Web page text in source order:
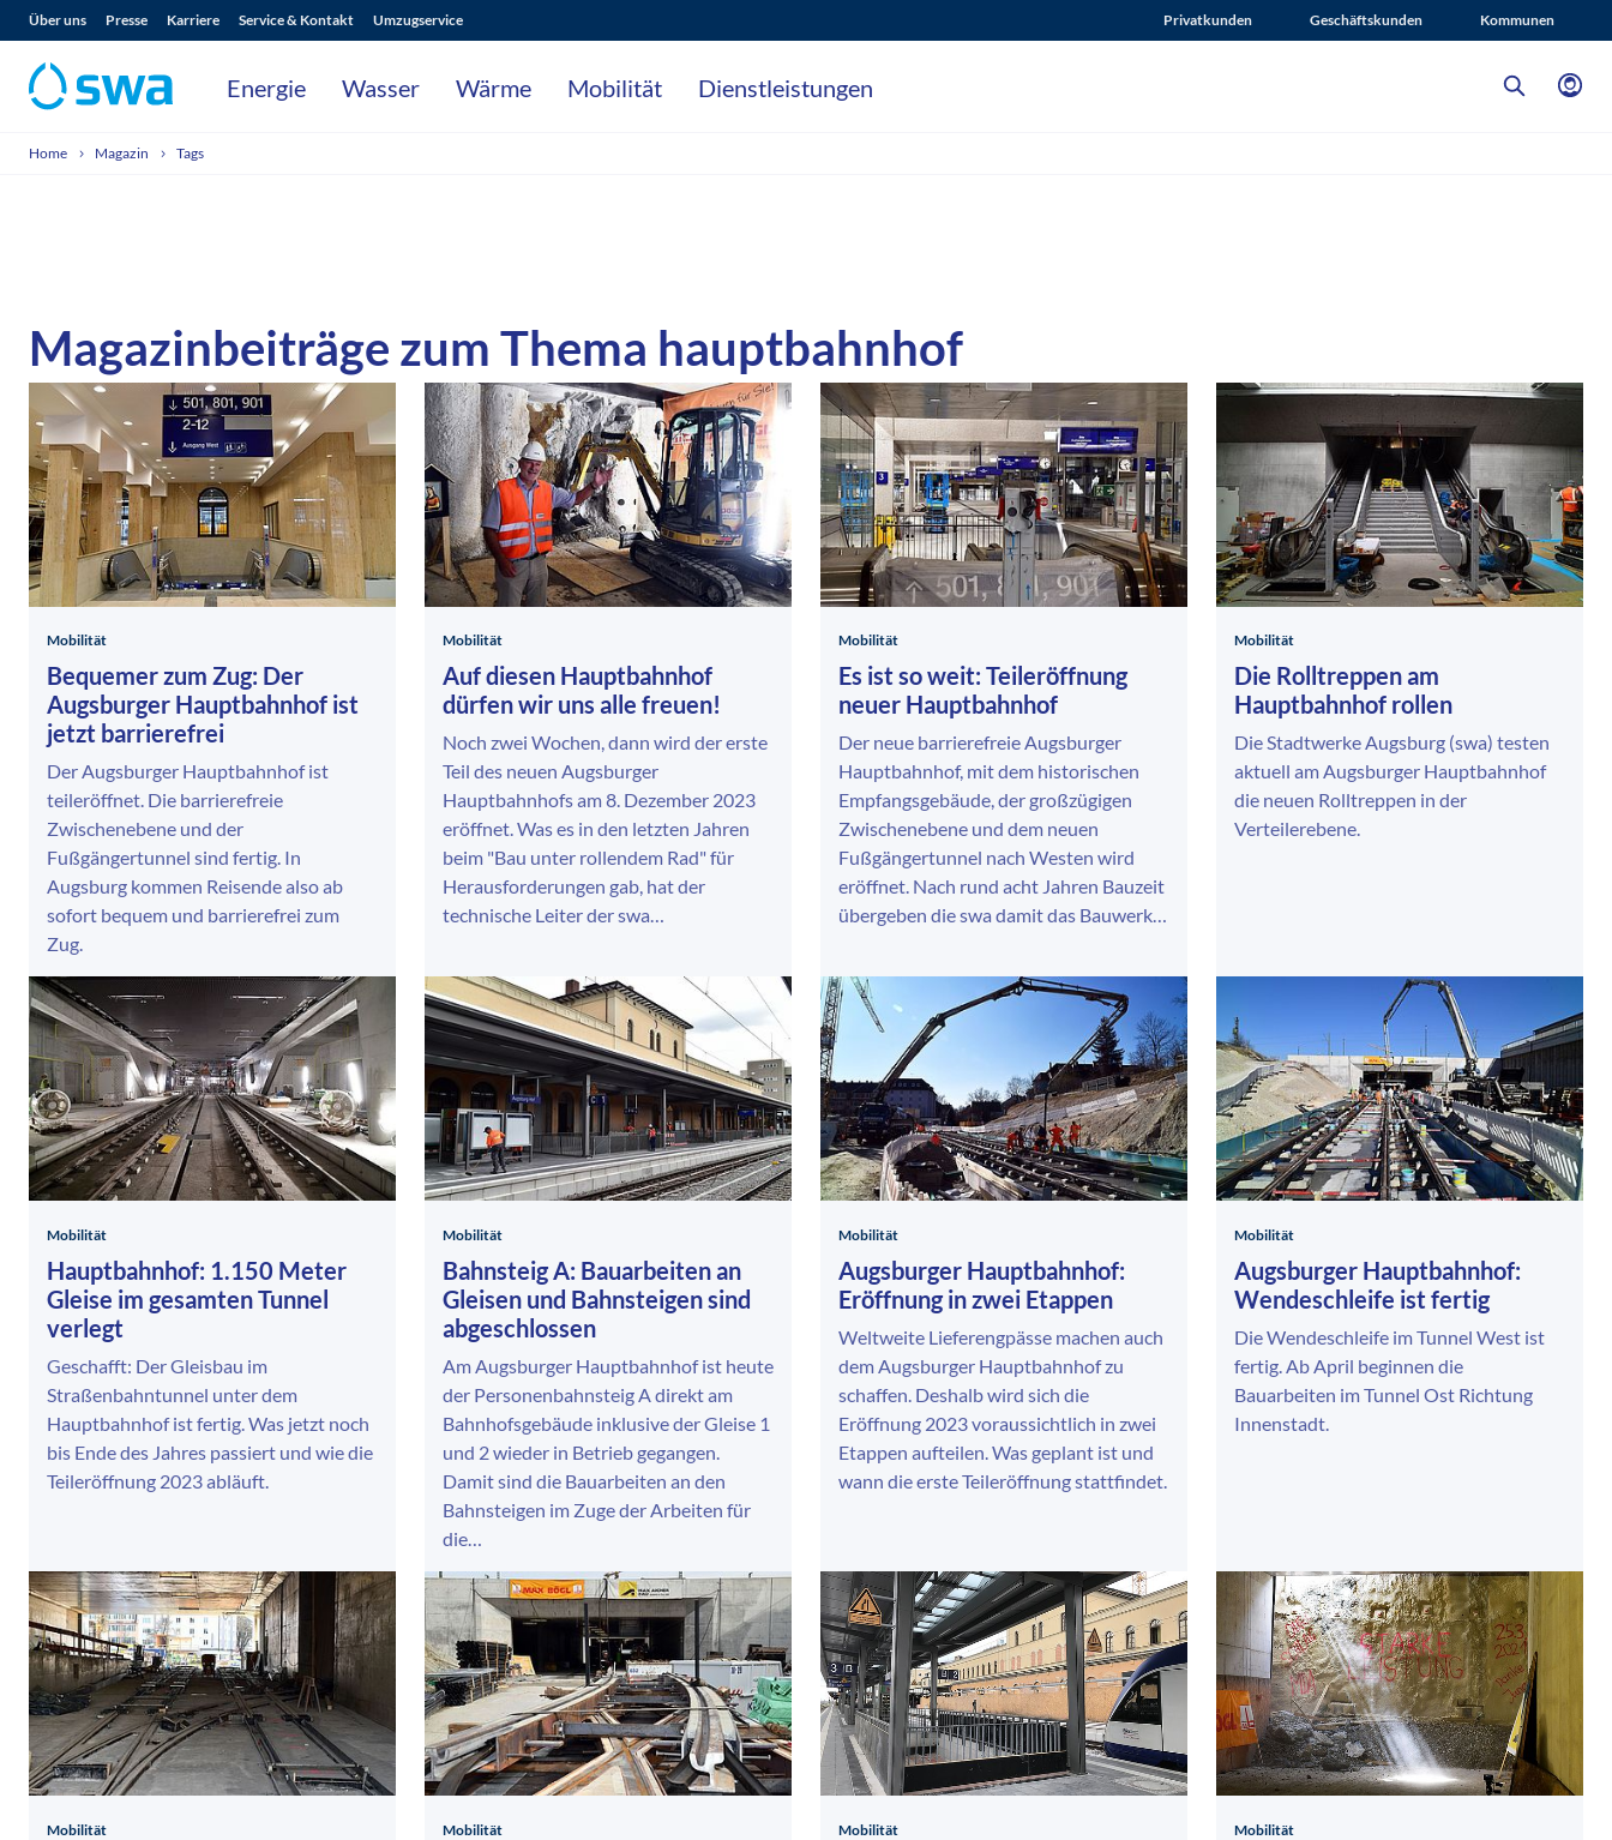
Über uns Presse Karriere Service & Kontakt Umzugservice Privatkunden Geschäftskunden Kommunen
Energie Wasser Wärme Mobilität Dienstleistungen
Home Magazin Tags
Magazinbeiträge zum Thema hauptbahnhof
Mobilität
Bequemer zum Zug: Der
Augsburger Hauptbahnhof ist
jetzt barrierefrei
Der Augsburger Hauptbahnhof ist
teileröffnet. Die barrierefreie
Zwischenebene und der
Fußgängertunnel sind fertig. In
Augsburg kommen Reisende also ab
sofort bequem und barrierefrei zum
Zug.
Mobilität
Auf diesen Hauptbahnhof
dürfen wir uns alle freuen!
Noch zwei Wochen, dann wird der erste
Teil des neuen Augsburger
Hauptbahnhofs am 8. Dezember 2023
eröffnet. Was es in den letzten Jahren
beim "Bau unter rollendem Rad" für
Herausforderungen gab, hat der
technische Leiter der swa…
Mobilität
Es ist so weit: Teileröffnung
neuer Hauptbahnhof
Der neue barrierefreie Augsburger
Hauptbahnhof, mit dem historischen
Empfangsgebäude, der großzügigen
Zwischenebene und dem neuen
Fußgängertunnel nach Westen wird
eröffnet. Nach rund acht Jahren Bauzeit
übergeben die swa damit das Bauwerk…
Mobilität
Die Rolltreppen am
Hauptbahnhof rollen
Die Stadtwerke Augsburg (swa) testen
aktuell am Augsburger Hauptbahnhof
die neuen Rolltreppen in der
Verteilerebene.
Mobilität
Hauptbahnhof: 1.150 Meter
Gleise im gesamten Tunnel
verlegt
Geschafft: Der Gleisbau im
Straßenbahntunnel unter dem
Hauptbahnhof ist fertig. Was jetzt noch
bis Ende des Jahres passiert und wie die
Teileröffnung 2023 abläuft.
Mobilität
Bahnsteig A: Bauarbeiten an
Gleisen und Bahnsteigen sind
abgeschlossen
Am Augsburger Hauptbahnhof ist heute
der Personenbahnsteig A direkt am
Bahnhofsgebäude inklusive der Gleise 1
und 2 wieder in Betrieb gegangen.
Damit sind die Bauarbeiten an den
Bahnsteigen im Zuge der Arbeiten für
die…
Mobilität
Augsburger Hauptbahnhof:
Eröffnung in zwei Etappen
Weltweite Lieferengpässe machen auch
dem Augsburger Hauptbahnhof zu
schaffen. Deshalb wird sich die
Eröffnung 2023 voraussichtlich in zwei
Etappen aufteilen. Was geplant ist und
wann die erste Teileröffnung stattfindet.
Mobilität
Augsburger Hauptbahnhof:
Wendeschleife ist fertig
Die Wendeschleife im Tunnel West ist
fertig. Ab April beginnen die
Bauarbeiten im Tunnel Ost Richtung
Innenstadt.
Mobilität Mobilität Mobilität Mobilität